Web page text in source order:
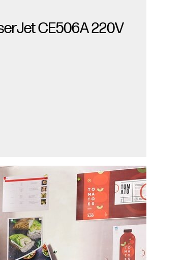
CE506A 220V